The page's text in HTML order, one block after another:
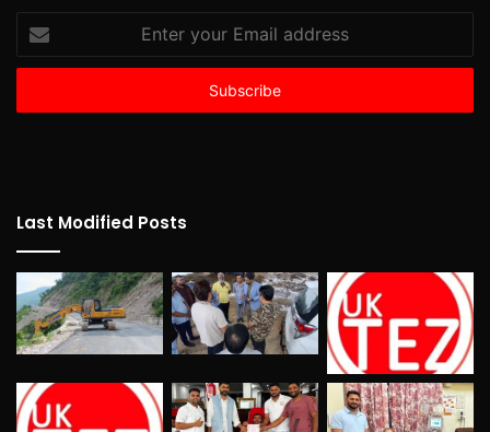
your
Email
Last Modified Posts